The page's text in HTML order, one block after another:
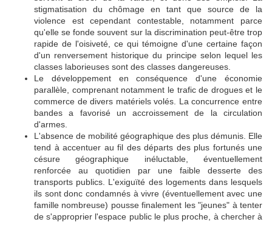
stigmatisation du chômage en tant que source de la
violence est cependant contestable, notamment parce
qu'elle se fonde souvent sur la discrimination peut-être trop
rapide de l'oisiveté, ce qui témoigne d'une certaine façon
d'un renversement historique du principe selon lequel les
classes laborieuses sont des classes dangereuses.
Le développement en conséquence d'une économie
parallèle, comprenant notamment le trafic de drogues et le
commerce de divers matériels volés. La concurrence entre
bandes a favorisé un accroissement de la circulation
d'armes.
L'absence de mobilité géographique des plus démunis. Elle
tend à accentuer au fil des départs des plus fortunés une
césure géographique inéluctable, éventuellement
renforcée au quotidien par une faible desserte des
transports publics. L'exiguïté des logements dans lesquels
ils sont donc condamnés à vivre (éventuellement avec une
famille nombreuse) pousse finalement les "jeunes" à tenter
de s'approprier l'espace public le plus proche, à chercher à